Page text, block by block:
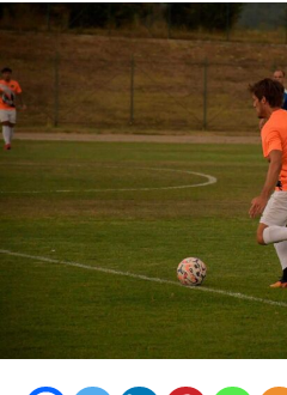
all’amministratore delegato
dono preziosissimo, che
collettivo e che troverà una
richiesto, all’interno del
torcia non rappresenta
straordinario valore
l’energia e lo spirito di
saputo esprimere lo scorso
l’apprezzamento della
che ha voluto congratularsi
ringraziarla con questo
tangibile di una città capace
grandi eventi e di proiettarsi
valori universali dello sport,